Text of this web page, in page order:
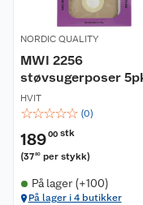
NORDIC QUALITY
MWI 2256
støvsugerposer
HVIT
☆☆☆☆☆ (0)
18900 stk
(3780 per stykk)
På lager (+100)
På lager i 4 butikker